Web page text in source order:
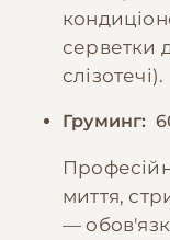
серветки
слізотечі).
Груминг:
миття,
—